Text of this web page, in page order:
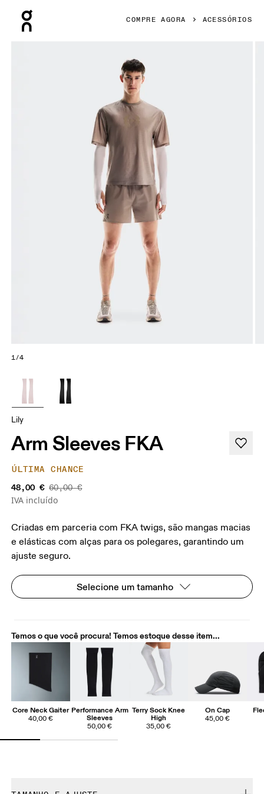
COMPRE AGORA ACESSÓRIOS
1/4
Lily
Arm Sleeves FKA
ÚLTIMA CHANCE
48,00 € 60,00 €
IVA incluído
Criadas em parceria com FKA twigs, são mangas macias
e elásticas com alças para os polegares, garantindo um
ajuste seguro.
Selecione um tamanho
Temos o que você procura! Temos estoque desse item...
Core Neck Gaiter
40,00 €
Performance Arm
Sleeves
50,00 €
Terry Sock Knee
High
35,00 €
On Cap
45,00 €